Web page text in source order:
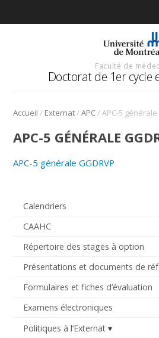
Faculté de
Doctorat de 1er cycle
Accueil / Externat/APC/APC-5 générale
Calendriers
CAAHC
Répertoire des stages à option
Présentations et documents de
Formulaires et fiches d’évaluation
Examens électroniques
Politiques à l’Externat
APC-5 GÉNÉRALE
APC-5 générale GGDRVP